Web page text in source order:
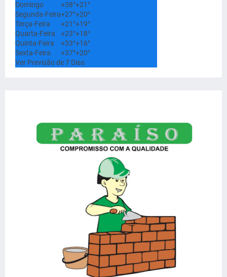
Domingo
+38°+21°
Segunda-Feira+27°+20°
Terça-Feira
+21°+19°
Quarta-Feira
+23°+18°
Quinta-Feira
+33°+16°
Sexta-Feira
+37°+20°
Ver Previsão de 7 Dias